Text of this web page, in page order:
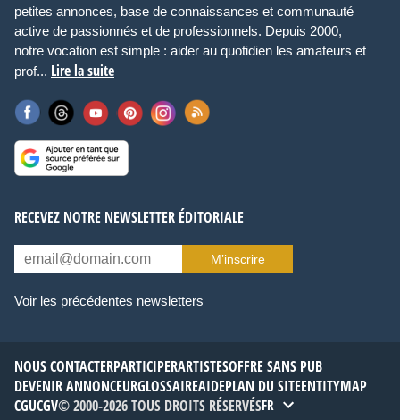
petites annonces, base de connaissances et communauté
active de passionnés et de professionnels. Depuis 2000,
notre vocation est simple : aider au quotidien les amateurs et
prof... Lire la suite
RECEVEZ NOTRE NEWSLETTER ÉDITORIALE
M’inscrire
Voir les précédentes newsletters
NOUS CONTACTERPARTICIPERARTISTESOFFRE SANS PUB
DEVENIR ANNONCEURGLOSSAIREAIDEPLAN DU SITEENTITYMAP
CGUCGV© 2000-2026 TOUS DROITS RÉSERVÉSFR